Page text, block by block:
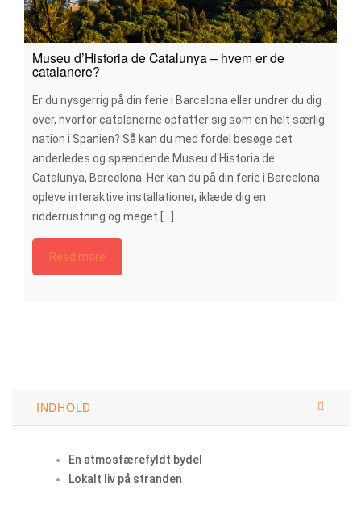
Museu d’Historia de Catalunya – hvem er de
catalanere?
Er du nysgerrig på din ferie i Barcelona eller undrer du dig
over, hvorfor catalanerne opfatter sig som en helt særlig
nation i Spanien? Så kan du med fordel besøge det
anderledes og spændende Museu d'Historia de
Catalunya, Barcelona. Her kan du på din ferie i Barcelona
opleve interaktive installationer, iklæde dig en
ridderrustning og meget [...]
Read more
INDHOLD
En atmosfærefyldt bydel
Lokalt liv på stranden